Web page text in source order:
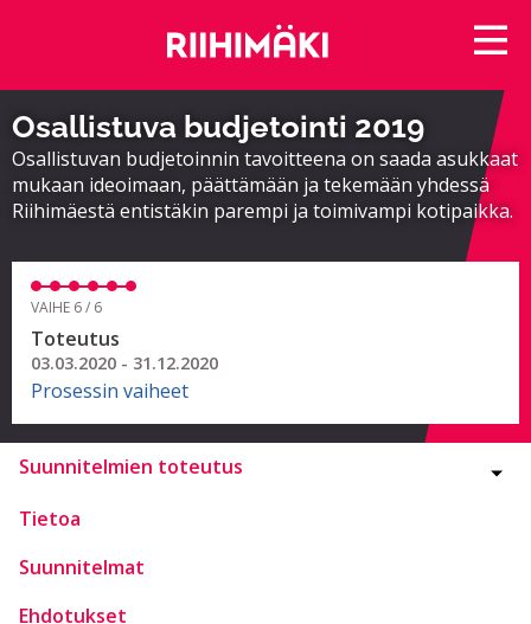
Osallistuva budjetointi 2019
Osallistuvan budjetoinnin tavoitteena on saada asukkaat
mukaan ideoimaan, päättämään ja tekemään yhdessä
Riihimäestä entistäkin parempi ja toimivampi kotipaikka.
VAIHE 6 / 6
Toteutus
03.03.2020 - 31.12.2020
Prosessin vaiheet
Suunnitelmien toteutus
Tietoa
Suunnitelmat
Ehdotukset